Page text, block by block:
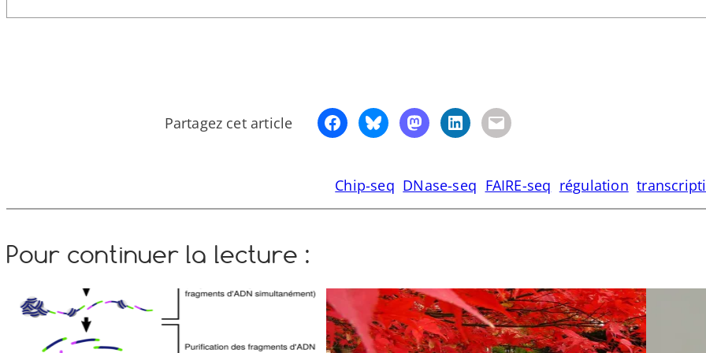
Partagez cet article
Chip-seq DNase-seq FAIRE-seq régulation
Pour continuer la lecture :